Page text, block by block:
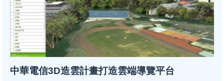
中華電信3D造雲計畫打造雲端導覽平台